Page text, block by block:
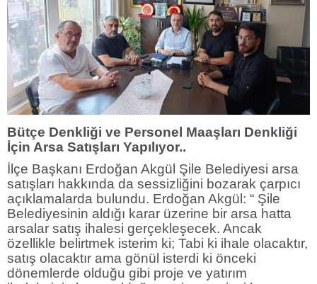
Bütçe Denkliği ve Personel Maaşları Denkliği
İçin Arsa Satışları Yapılıyor..
İlçe Başkanı Erdoğan Akgül Şile Belediyesi arsa
satışları hakkında da sessizliğini bozarak çarpıcı
açıklamalarda bulundu. Erdoğan Akgül: “ Şile
Belediyesinin aldığı karar üzerine bir arsa hatta
arsalar satış ihalesi gerçekleşecek. Ancak
özellikle belirtmek isterim ki; Tabi ki ihale olacaktır,
satış olacaktır ama gönül isterdi ki önceki
dönemlerde olduğu gibi proje ve yatırım